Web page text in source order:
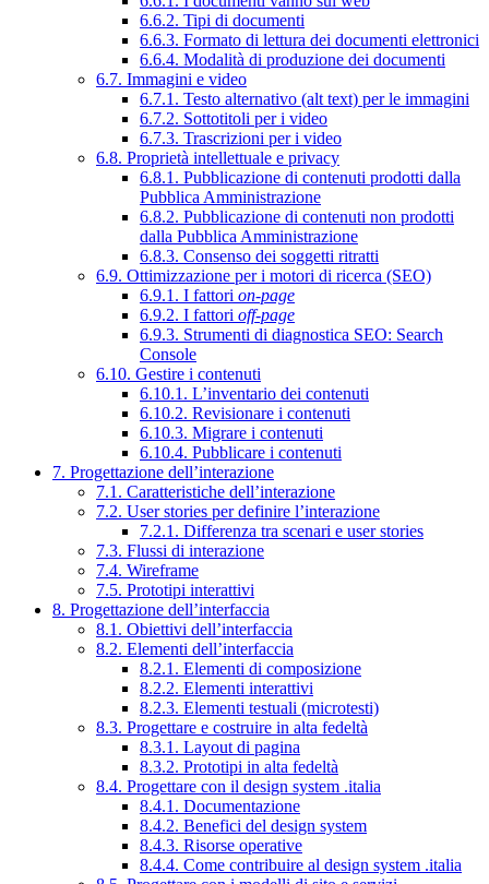
6.6.2. Tipi di documenti
6.6.3. Formato di lettura dei documenti elettronici
6.6.4. Modalità di produzione dei documenti
6.7. Immagini e video
6.7.1. Testo alternativo (alt text) per le immagini
6.7.2. Sottotitoli per i video
6.7.3. Trascrizioni per i video
6.8. Proprietà intellettuale e privacy
6.8.1. Pubblicazione di contenuti prodotti dalla
Pubblica Amministrazione
6.8.2. Pubblicazione di contenuti non prodotti
dalla Pubblica Amministrazione
6.8.3. Consenso dei soggetti ritratti
6.9. Ottimizzazione per i motori di ricerca (SEO)
6.9.1. I fattori on-page
6.9.2. I fattori off-page
6.9.3. Strumenti di diagnostica SEO: Search
Console
6.10. Gestire i contenuti
6.10.1. L’inventario dei contenuti
6.10.2. Revisionare i contenuti
6.10.3. Migrare i contenuti
6.10.4. Pubblicare i contenuti
7. Progettazione dell’interazione
7.1. Caratteristiche dell’interazione
7.2. User stories per definire l’interazione
7.2.1. Differenza tra scenari e user stories
7.3. Flussi di interazione
7.4. Wireframe
7.5. Prototipi interattivi
8. Progettazione dell’interfaccia
8.1. Obiettivi dell’interfaccia
8.2. Elementi dell’interfaccia
8.2.1. Elementi di composizione
8.2.2. Elementi interattivi
8.2.3. Elementi testuali (microtesti)
8.3. Progettare e costruire in alta fedeltà
8.3.1. Layout di pagina
8.3.2. Prototipi in alta fedeltà
8.4. Progettare con il design system .italia
8.4.1. Documentazione
8.4.2. Benefici del design system
8.4.3. Risorse operative
8.4.4. Come contribuire al design system .italia